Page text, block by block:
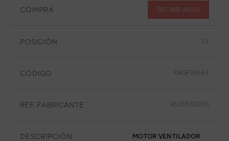
COMPRA RECIBIR AVISO
POSICIÓN 22
CÓDIGO 9AGF06663
REF. FABRICANTE 9603553005
DESCRIPCIÓN MOTOR VENTILADOR